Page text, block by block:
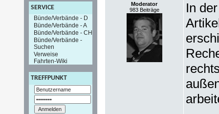
SERVICE
Bünde/Verbände - D
Bünde/Verbände - A
Bünde/Verbände - CH
Bünde/Verbände -
Suchen
Verweise
Fahrten-Wiki
TREFFPUNKT
Moderator
983 Beiträge
In